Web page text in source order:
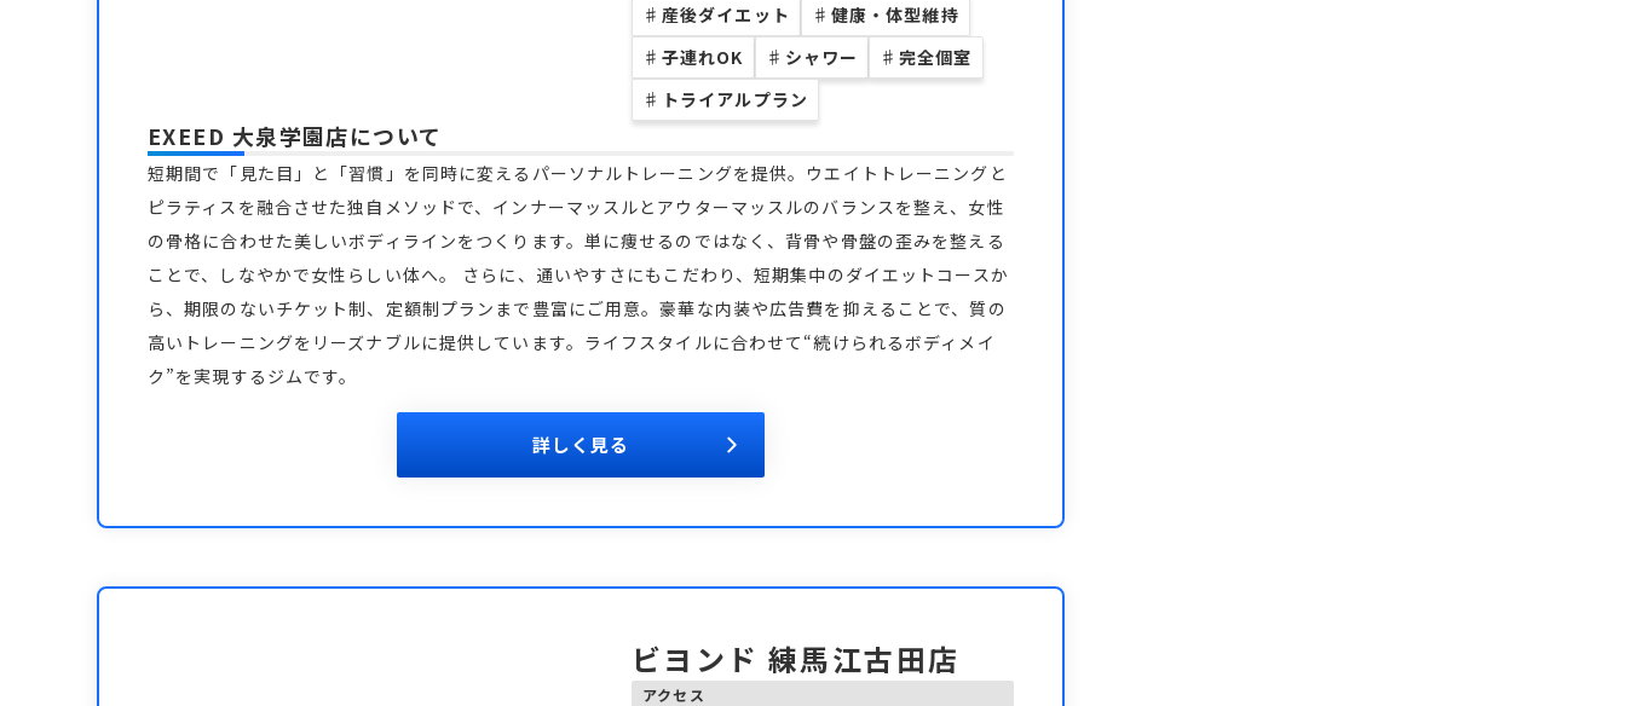
♯ 産後ダイエット ♯ 健康・体型維持
♯ 子連れOK ♯ シャワー ♯ 完全個室
♯ トライアルプラン
EXEED 大泉学園店について
短期間で「見た目」と「習慣」を同時に変えるパーソナルトレーニングを提供。ウエイトトレーニングと
ピラティスを融合させた独自メソッドで、インナーマッスルとアウターマッスルのバランスを整え、女性
の骨格に合わせた美しいボディラインをつくります。単に痩せるのではなく、背骨や骨盤の歪みを整える
ことで、しなやかで女性らしい体へ。 さらに、通いやすさにもこだわり、短期集中のダイエットコースか
ら、期限のないチケット制、定額制プランまで豊富にご用意。豪華な内装や広告費を抑えることで、質の
高いトレーニングをリーズナブルに提供しています。ライフスタイルに合わせて“続けられるボディメイ
ク”を実現するジムです。
詳しく見る
ビヨンド 練馬江古田店
アクセス